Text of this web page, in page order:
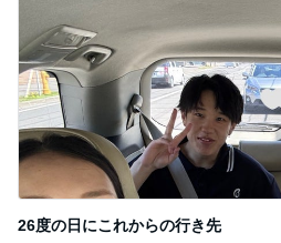
26度の日にこれからの行き先